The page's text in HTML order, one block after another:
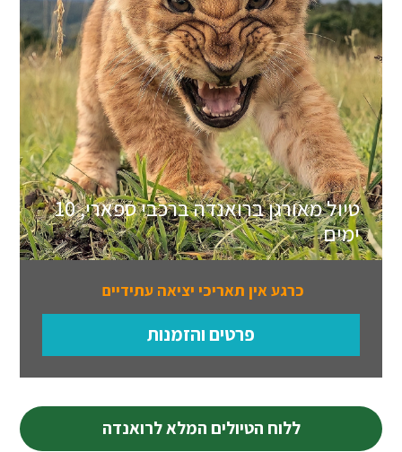
טיול מאורגן ברואנדה ברכבי ספארי, 10
ימים
כרגע אין תאריכי יציאה עתידיים
פרטים והזמנות
ללוח הטיולים המלא לרואנדה